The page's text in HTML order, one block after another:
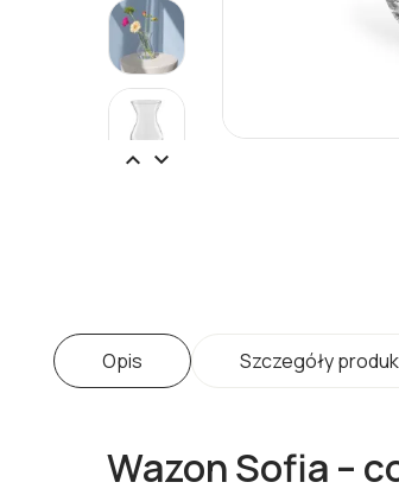
 
Opis Szczegóły
Wazon Sofia –